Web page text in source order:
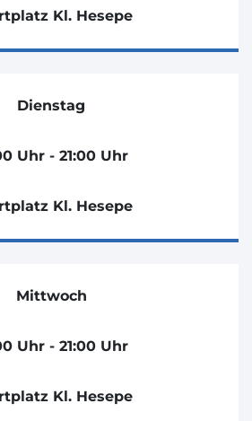
Kl. Hesepe
Dienstag
Uhr - 21:00 Uhr
Kl. Hesepe
Mittwoch
Uhr - 21:00 Uhr
Kl. Hesepe